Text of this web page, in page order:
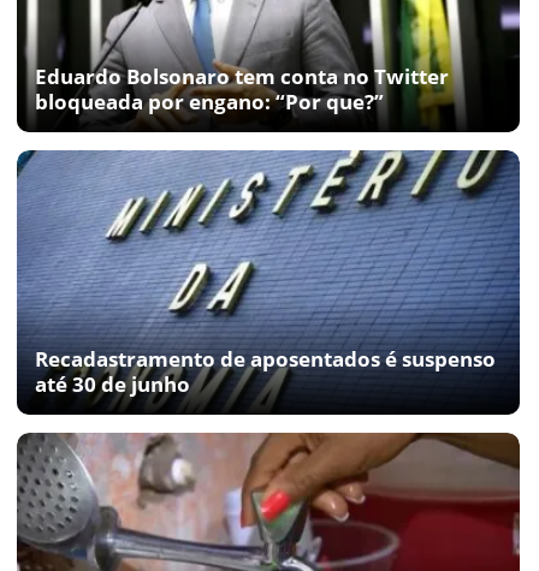
Eduardo Bolsonaro tem conta no Twitter
bloqueada por engano: “Por que?”
Recadastramento de aposentados é suspenso
até 30 de junho